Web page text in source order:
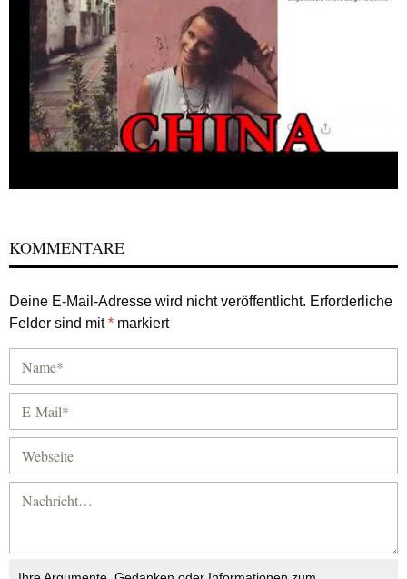
KOMMENTARE
Deine E-Mail-Adresse wird nicht veröffentlicht. Erforderliche
Felder sind mit* markiert